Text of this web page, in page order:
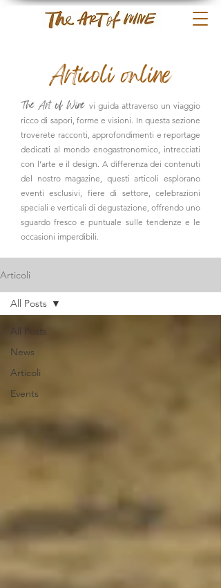
Articoli online
The Art of Wine vi guida attraverso un viaggio
ricco di sapori, forme e visioni. In questa sezione
troverete racconti, approfondimenti e reportage
dedicati al mondo enogastronomico, intrecciati
con l'arte e il design. A differenza dei contenuti
del nostro magazine, questi articoli esplorano
eventi esclusivi, fiere di settore, celebrazioni
speciali e verticali di degustazione, offrendo uno
sguardo fresco e puntuale sulle tendenze e le
occasioni imperdibili.
Articoli
All Posts
News
Articoli
Events
All Posts